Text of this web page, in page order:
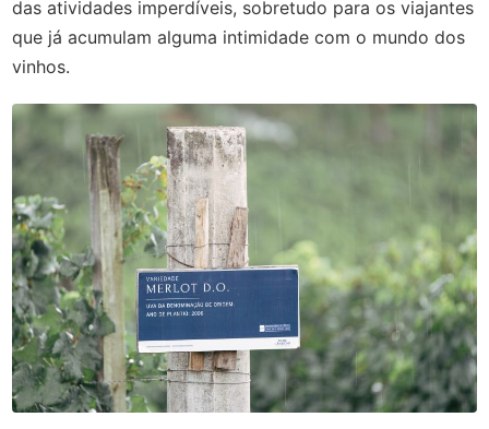
das atividades imperdíveis, sobretudo para os viajantes
que já acumulam alguma intimidade com o mundo dos
vinhos.